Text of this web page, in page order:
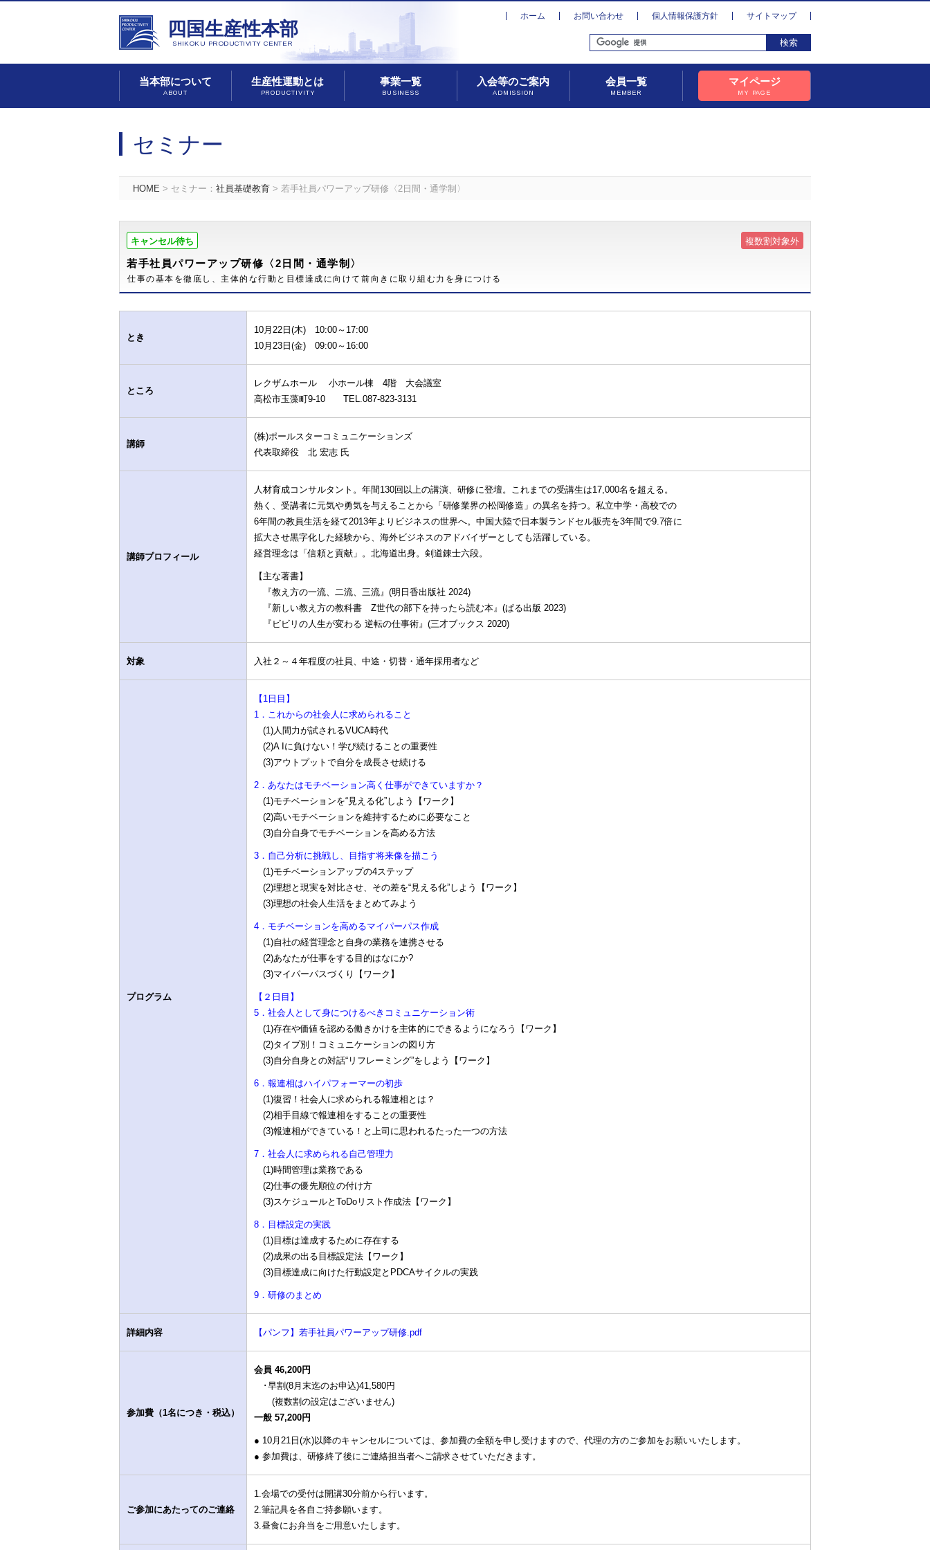
四国生産性本部
SHIKOKU PRODUCTIVITY CENTER
ホーム お問い合わせ 個人情報保護方針 サイトマップ
当本部について
ABOUT
生産性運動とは
PRODUCTIVITY
事業一覧
BUSINESS
入会等のご案内
ADMISSION
会員一覧
MEMBER
マイページ
MY PAGE
セミナー
HOME > セミナー： 社員基礎教育 > 若手社員パワーアップ研修〈2日間・通学制〉
キャンセル待ち 複数割対象外
若手社員パワーアップ研修〈2日間・通学制〉
仕事の基本を徹底し、主体的な行動と目標達成に向けて前向きに取り組む力を身につける
とき
10月22日(木) 10:00～17:00
10月23日(金) 09:00～16:00
ところ
レクザムホール 小ホール棟 4階 大会議室
高松市玉藻町9-10 TEL.087-823-3131
講師
(株)ポールスターコミュニケーションズ
代表取締役 北 宏志 氏
講師プロフィール
人材育成コンサルタント。年間130回以上の講演、研修に登壇。これまでの受講生は17,000名を超える。
熱く、受講者に元気や勇気を与えることから「研修業界の松岡修造」の異名を持つ。私立中学・高校での
6年間の教員生活を経て2013年よりビジネスの世界へ。中国大陸で日本製ランドセル販売を3年間で9.7倍に
拡大させ黒字化した経験から、海外ビジネスのアドバイザーとしても活躍している。
経営理念は「信頼と貢献」。北海道出身。剣道錬士六段。
【主な著書】
『教え方の一流、二流、三流』(明日香出版社 2024)
『新しい教え方の教科書 Z世代の部下を持ったら読む本』(ぱる出版 2023)
『ビビリの人生が変わる 逆転の仕事術』(三才ブックス 2020)
対象 入社２～４年程度の社員、中途・切替・通年採用者など
プログラム
【1日目】
1．これからの社会人に求められること
(1)人間力が試されるVUCA時代
(2)A Iに負けない！学び続けることの重要性
(3)アウトプットで⾃分を成長させ続ける
2．あなたはモチベーション⾼く仕事ができていますか？
(1)モチベーションを“見える化”しよう【ワーク】
(2)高いモチベーションを維持するために必要なこと
(3)自分自身でモチベーションを⾼める方法
3．自己分析に挑戦し、目指す将来像を描こう
(1)モチベーションアップの4ステップ
(2)理想と現実を対比させ、その差を“見える化”しよう【ワーク】
(3)理想の社会人生活をまとめてみよう
4．モチベーションを高めるマイパーパス作成
(1)自社の経営理念と自身の業務を連携させる
(2)あなたが仕事をする目的はなにか?
(3)マイパーパスづくり【ワーク】
【２日目】
5．社会⼈として身につけるべきコミュニケーション術
(1)存在や価値を認める働きかけを主体的にできるようになろう【ワーク】
(2)タイプ別！コミュニケーションの図り方
(3)自分自身との対話“リフレーミング”をしよう【ワーク】
6．報連相はハイパフォーマーの初歩
(1)復習！社会人に求められる報連相とは？
(2)相手目線で報連相をすることの重要性
(3)報連相ができている！と上司に思われるたった一つの方法
7．社会人に求められる自己管理力
(1)時間管理は業務である
(2)仕事の優先順位の付け方
(3)スケジュールとToDoリスト作成法【ワーク】
8．目標設定の実践
(1)目標は達成するために存在する
(2)成果の出る目標設定法【ワーク】
(3)目標達成に向けた行動設定とPDCAサイクルの実践
9．研修のまとめ
詳細内容 【パンフ】若手社員パワーアップ研修.pdf
参加費（1名につき・税込）
会員 46,200円
･早割(8月末迄のお申込)41,580円
(複数割の設定はございません)
一般 57,200円
● 10月21日(水)以降のキャンセルについては、参加費の全額を申し受けますので、代理の方のご参加をお願いいたします。
● 参加費は、研修終了後にご連絡担当者へご請求させていただきます。
ご参加にあたってのご連絡
1.会場での受付は開講30分前から行います。
2.筆記具を各自ご持参願います。
3.昼食にお弁当をご用意いたします。